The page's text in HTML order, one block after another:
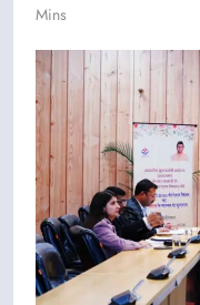
Mins